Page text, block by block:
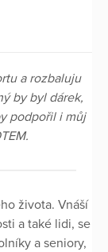
a rozbaluju
by byl dárek,
podpořil i můj
života. Vnáší
a také lidi, se
a seniory,